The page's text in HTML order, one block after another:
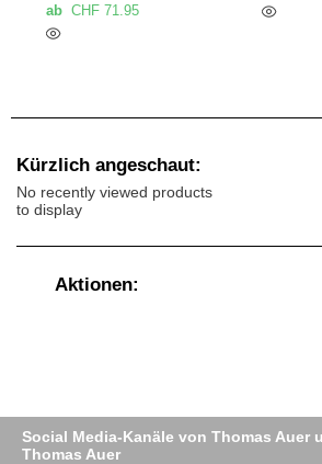
ab CHF 71.95
Kürzlich angeschaut:
No recently viewed products
to display
Aktionen:
Social Media-Kanäle von Thomas Auer
Thomas Auer